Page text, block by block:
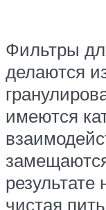
Фильтры
делаются
имеются
чистая